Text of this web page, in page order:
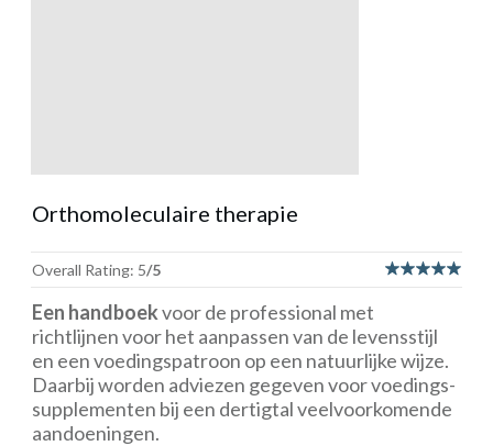
Orthomoleculaire therapie
Overall Rating: 5/5
Een handboekvoor de professional met
richtlijnen voor het aanpassen van de levensstijl
en een voedingspatroon op een natuurlijke wijze.
Daarbij worden adviezen gegeven voor voedings-
supplementen bij een dertigtal veelvoorkomende
aandoeningen.